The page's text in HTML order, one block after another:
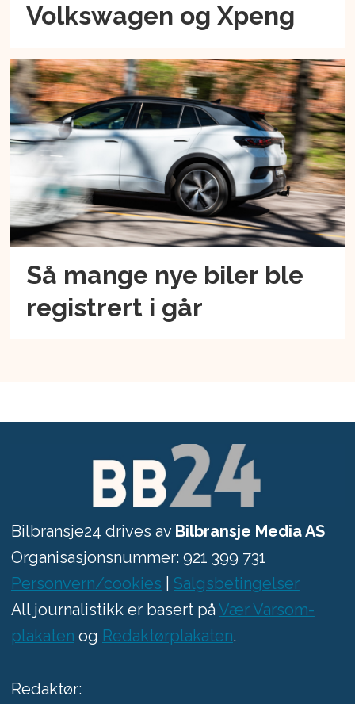
Volkswagen og Xpeng
Så mange nye biler ble
registrert i går
Bilbransje24 drives av Bilbransje Media AS
Organisasjonsnummer: 921 399 731
Personvern/cookies
Salgsbetingelser
All journalistikk er basert på Vær Varsom-
plakaten og Redaktørplakaten.
Redaktør: